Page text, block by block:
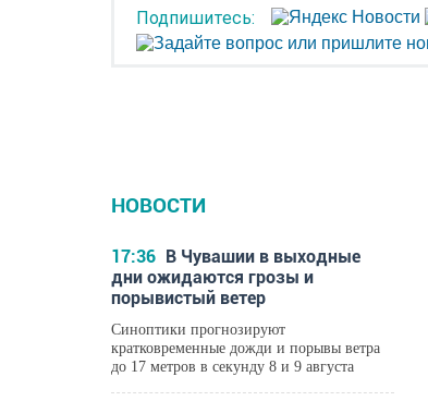
Подпишитесь:
НОВОСТИ
17:36
В Чувашии в выходные
дни ожидаются грозы и
порывистый ветер
Синоптики прогнозируют
кратковременные дожди и порывы ветра
до 17 метров в секунду 8 и 9 августа